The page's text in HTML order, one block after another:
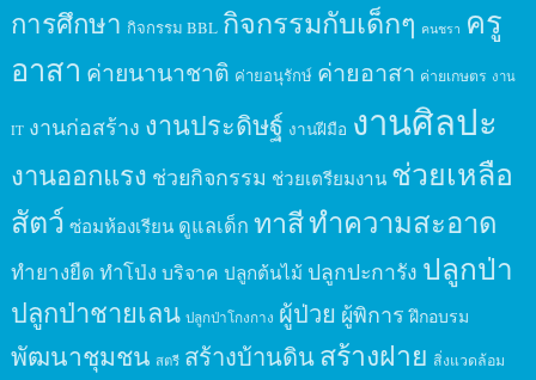
การศึกษา กิจกรรม BBL กิจกรรมกับเด็กๆ คนชรา ครู
อาสา ค่ายนานาชาติ ค่ายอนุรักษ์ ค่ายอาสา ค่ายเกษตร งาน
IT งานก่อสร้าง งานประดิษฐ์ งานฝีมือ งานศิลปะ
งานออกแรง ช่วยกิจกรรม ช่วยเตรียมงาน ช่วยเหลือ
สัตว์ ซ่อมห้องเรียน ดูแลเด็ก ทาสีทำความสะอาด
ทำยางยืด ทำโป่ง บริจาค ปลูกต้นไม้ ปลูกปะการัง ปลูกป่า
ปลูกป่าชายเลน ปลูกป่าโกงกาง ผู้ป่วย ผู้พิการ ฝึกอบรม
พัฒนาชุมชน สตรี สร้างบ้านดินสร้างฝาย สิ่งแวดล้อม